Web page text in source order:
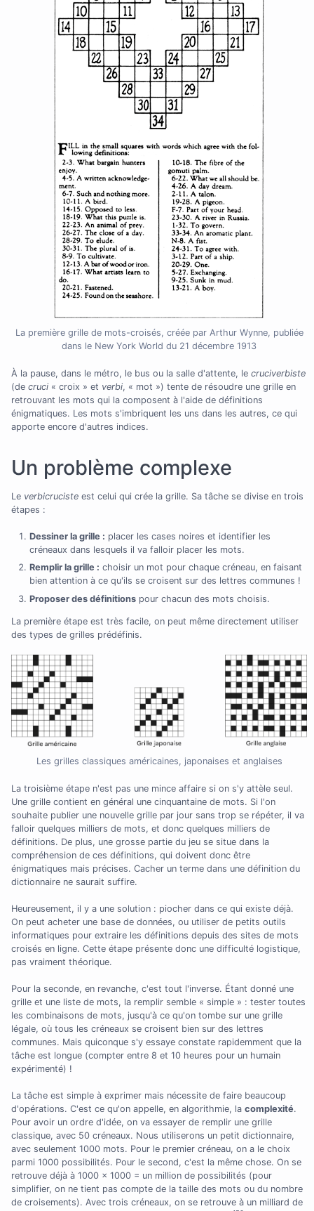
La première grille de mots-croisés, créée par Arthur Wynne, publiée
dans le New York World du 21 décembre 1913
À la pause, dans le métro, le bus ou la salle d'attente, le cruciverbiste
(de cruci « croix » et verbi, « mot ») tente de résoudre une grille en
retrouvant les mots qui la composent à l'aide de définitions
énigmatiques. Les mots s'imbriquent les uns dans les autres, ce qui
apporte encore d'autres indices.
Un problème complexe
Le verbicruciste est celui qui crée la grille. Sa tâche se divise en trois
étapes :
Dessiner la grille : placer les cases noires et identifier les
créneaux dans lesquels il va falloir placer les mots.
Remplir la grille : choisir un mot pour chaque créneau, en faisant
bien attention à ce qu'ils se croisent sur des lettres communes !
Proposer des définitionspour chacun des mots choisis.
La première étape est très facile, on peut même directement utiliser
des types de grilles prédéfinis.
Les grilles classiques américaines, japonaises et anglaises
La troisième étape n'est pas une mince affaire si on s'y attèle seul.
Une grille contient en général une cinquantaine de mots. Si l'on
souhaite publier une nouvelle grille par jour sans trop se répéter, il va
falloir quelques milliers de mots, et donc quelques milliers de
définitions. De plus, une grosse partie du jeu se situe dans la
compréhension de ces définitions, qui doivent donc être
énigmatiques mais précises. Cacher un terme dans une définition du
dictionnaire ne saurait suffire.
Heureusement, il y a une solution : piocher dans ce qui existe déjà.
On peut acheter une base de données, ou utiliser de petits outils
informatiques pour extraire les définitions depuis des sites de mots
croisés en ligne. Cette étape présente donc une difficulté logistique,
pas vraiment théorique.
Pour la seconde, en revanche, c'est tout l'inverse. Étant donné une
grille et une liste de mots, la remplir semble « simple » : tester toutes
les combinaisons de mots, jusqu'à ce qu'on tombe sur une grille
légale, où tous les créneaux se croisent bien sur des lettres
communes. Mais quiconque s'y essaye constate rapidemment que la
tâche est longue (compter entre 8 et 10 heures pour un humain
expérimenté) !
La tâche est simple à exprimer mais nécessite de faire beaucoup
d'opérations. C'est ce qu'on appelle, en algorithmie, la complexité.
Pour avoir un ordre d'idée, on va essayer de remplir une grille
classique, avec 50 créneaux. Nous utiliserons un petit dictionnaire,
avec seulement 1000 mots. Pour le premier créneau, on a le choix
parmi 1000 possibilités. Pour le second, c'est la même chose. On se
retrouve déjà à 1000 × 1000 = un million de possibilités (pour
simplifier, on ne tient pas compte de la taille des mots ou du nombre
de croisements). Avec trois créneaux, on se retrouve à un milliard de